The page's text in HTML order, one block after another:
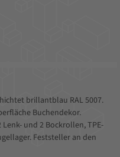
brillantblau RAL 5007.
Buchendekor.
und 2 Bockrollen, TPE-
Feststeller an den